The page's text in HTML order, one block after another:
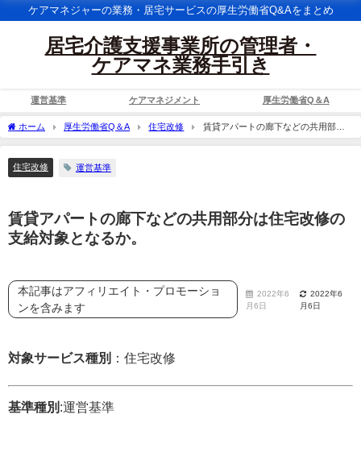
ケアマネジャーの業務・居宅サービスの厚生労働省Q&Aをまとめ
居宅介護支援事業所の管理者・
ケアマネ業務手引き
運営基準 ケアマネジメント 厚生労働省Q＆A
ホーム 厚生労働省Q＆A 住宅改修
賃貸アパートの廊下などの共用部分
は住宅改修の支給対象となるか。
住宅改修 運営基準
賃貸アパートの廊下などの共用部分は住宅改修の
支給対象となるか。
本記事はアフィリエイト・プロモーショ
ンを含みます
2022年6
月6日
2022年6
月6日
対象サービス種別 ：住宅改修
基準種別 :運営基準